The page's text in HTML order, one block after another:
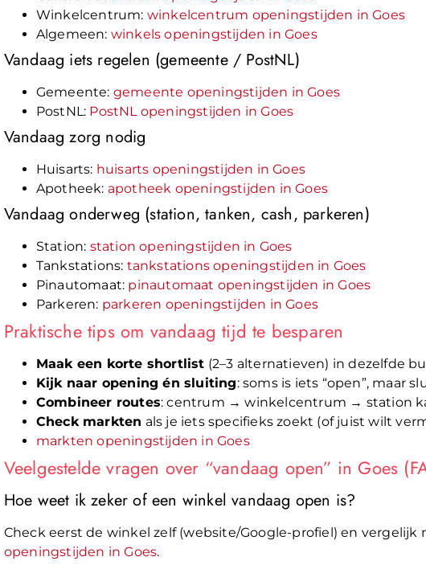
Winkelcentrum: winkelcentrum openingstijden in Goes
Algemeen: winkels openingstijden in Goes
Vandaag iets regelen (gemeente / PostNL)
Gemeente: gemeente openingstijden in Goes
PostNL: PostNL openingstijden in Goes
Vandaag zorg nodig
Huisarts: huisarts openingstijden in Goes
Apotheek: apotheek openingstijden in Goes
Vandaag onderweg (station, tanken, cash, parkeren)
Station: station openingstijden in Goes
Tankstations: tankstations openingstijden in Goes
Pinautomaat: pinautomaat openingstijden in Goes
Parkeren: parkeren openingstijden in Goes
Praktische tips om vandaag tijd te besparen
Maak een korte shortlist (2–3 alternatieven) in dezelfde
Kijk naar opening én sluiting: soms is iets “open”, maar
Combineer routes: centrum → winkelcentrum → station
Check markten als je iets specifieks zoekt (of juist wilt
markten openingstijden in Goes
Veelgestelde vragen over “vandaag open” in Goes
Hoe weet ik zeker of een winkel vandaag open is?
Check eerst de winkel zelf (website/Google-profiel) en
openingstijden in Goes.